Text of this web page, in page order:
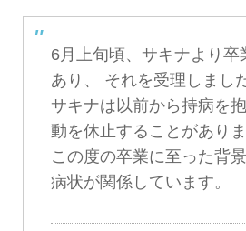
6月上旬頃、サキナより卒
あり、 それを受理しまし
サキナは以前から持病を
動を休止することがありま
この度の卒業に至った背
病状が関係しています。